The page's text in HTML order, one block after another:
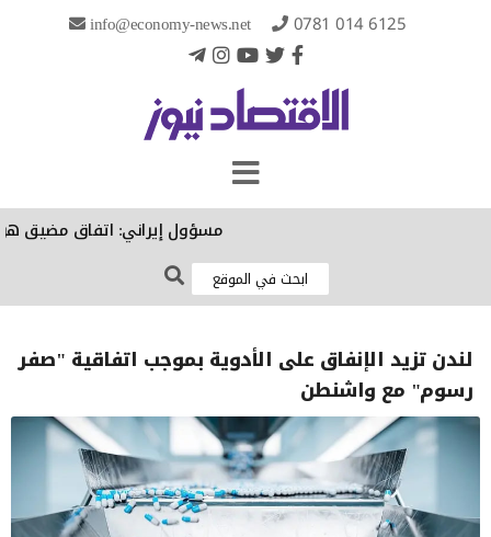
info@economy-news.net 0781 014 6125
مسؤول إيراني: اتفاق مضيق هرمز
لندن تزيد الإنفاق على الأدوية بموجب اتفاقية "صفر
رسوم" مع واشنطن